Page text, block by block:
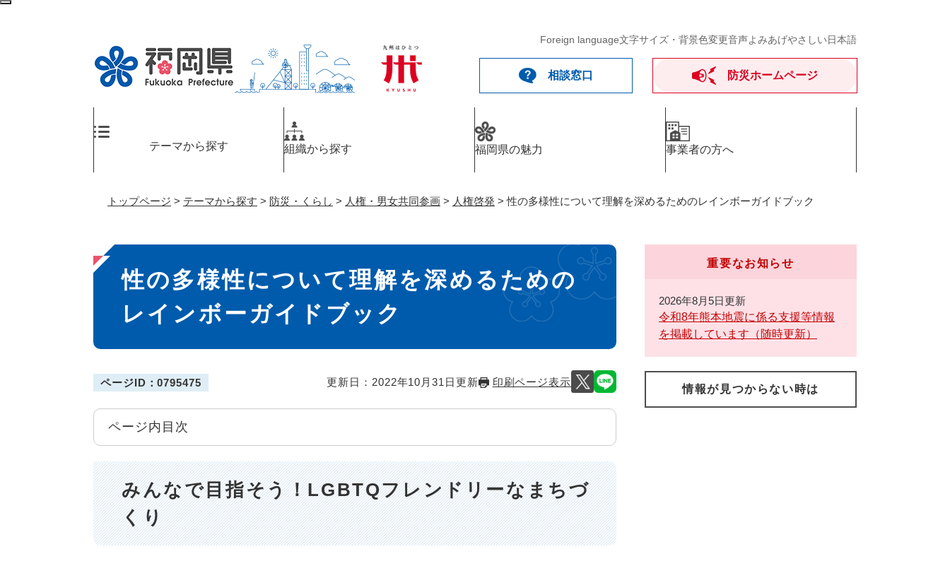
ペ
Foreign language文字サイズ・背景色変更音声よみあげやさしい日本語
相談窓口 防災ホームページ
テーマから探す 組織から探す 福岡県の魅力 事業者の方へ
トップページ > テーマから探す > 防災・くらし > 人権・男女共同参画 > 人権啓発 >性の多様性について理解を深めるためのレインボーガイドブック
本
文
性の多様性について理解を深めるための
レインボーガイドブック
ページID：0795475 更新日：2022年10月31日更新 印刷ページ表示
ページ内目次
みんなで目指そう！LGBTQフレンドリーなまちづ
くり
重要なお知らせ
2026年8月5日更新
令和8年熊本地震に係る支援等情報
を掲載しています（随時更新）
情報が見つからない時は